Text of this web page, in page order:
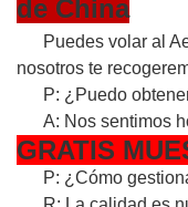
de China
Puedes volar al
nosotros te
P: ¿Puedo
A: Nos sentimos
GRATIS
P: ¿Cómo